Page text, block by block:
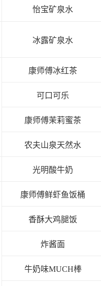
怡宝矿泉水
冰露矿泉水
康师傅冰红茶
可口可乐
康师傅茉莉蜜茶
农夫山泉天然水
光明酸牛奶
康师傅鲜虾鱼饭桶
香酥大鸡腿饭
炸酱面
牛奶味MUCH棒